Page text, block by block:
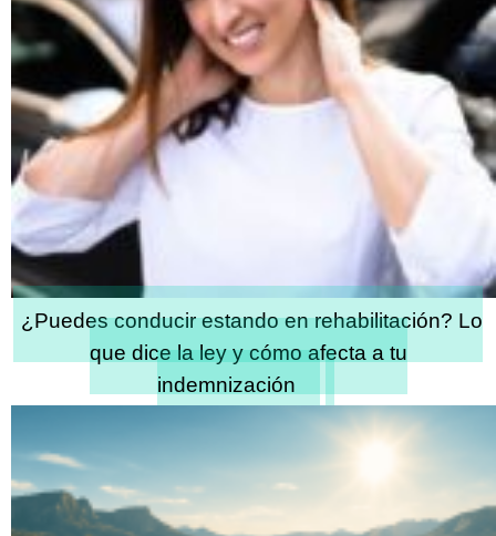
¿Puedes conducir estando en rehabilitación? Lo
que dice la ley y cómo afecta a tu
indemnización